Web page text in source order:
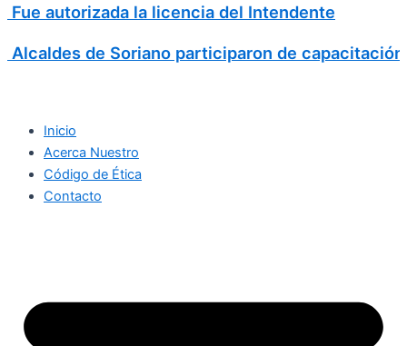
Fue autorizada la licencia del Intendente
Alcaldes de Soriano participaron de
Inicio
Acerca Nuestro
Código de Ética
Contacto